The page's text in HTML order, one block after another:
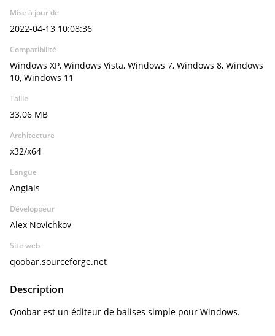
Mise à jour de
2022-04-13 10:08:36
Compatibilité
Windows XP, Windows Vista, Windows 7, Windows 8, Windows
10, Windows 11
Taille
33.06 MB
Architecture
x32/x64
Langue
Anglais
Développeur
Alex Novichkov
Site web
qoobar.sourceforge.net
Description
Qoobar est un éditeur de balises simple pour Windows.